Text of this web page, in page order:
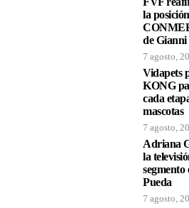
la
de
7 agosto,
Vidapets
KONG
cada
mascotas
7 agosto,
Adriana
la
segmento
Pueda
7 agosto,